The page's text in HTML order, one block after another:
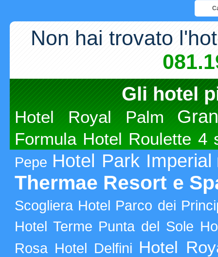
Non hai trovato
Gli hotel
Hotel Royal Palm
Formula Hotel Roulette 4
Pepe Hotel Park Imperial
Thermae Resort e
Scogliera Hotel Parco dei
Hotel Terme Punta del Sole
Rosa Hotel Delfini Hotel